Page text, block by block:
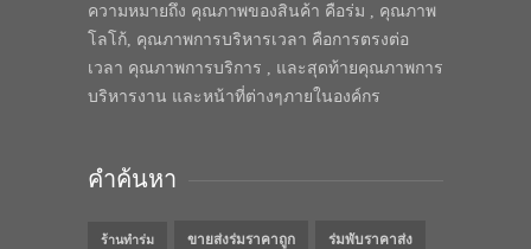
ความหมายถึง คุณภาพของสินค้า คือร่ม , คุณภาพ
โลโก้, คุณภาพการบริหารเวลา คือการตรงต่อ
เวลา คุณภาพการบริการ , และสุดท้ายคุณภาพการ
บริหารงาน และหน้าที่ต่างๆภายในองค์กร
คำค้นหา
ร้านทำร่ม ขายส่งร่มราคาถูก ร่มพับราคาส่ง